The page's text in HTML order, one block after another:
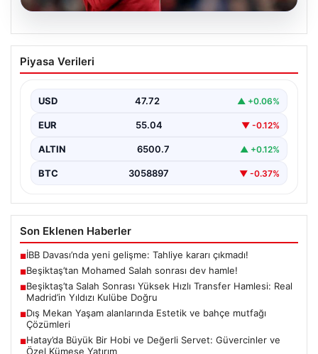
05.08.2026
Beşiktaş’tan Mohamed Salah sonrası
dev hamle!
Piyasa Verileri
USD 47.72 ▲ +0.06%
EUR 55.04 ▼ -0.12%
ALTIN 6500.7 ▲ +0.12%
BTC 3058897 ▼ -0.37%
Son Eklenen Haberler
■İBB Davası’nda yeni gelişme: Tahliye kararı çıkmadı!
■Beşiktaş’tan Mohamed Salah sonrası dev hamle!
■Beşiktaş’ta Salah Sonrası Yüksek Hızlı Transfer Hamlesi: Real
Madrid’in Yıldızı Kulübe Doğru
■Dış Mekan Yaşam alanlarında Estetik ve bahçe mutfağı
Çözümleri
■Hatay’da Büyük Bir Hobi ve Değerli Servet: Güvercinler ve
Özel Kümese Yatırım